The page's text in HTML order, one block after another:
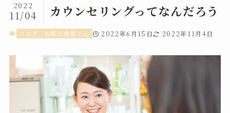
カウンセリングってなんだろう
2022
11/04
ブログ お肌と身体と心 2022年6月15日 2022年11月4日